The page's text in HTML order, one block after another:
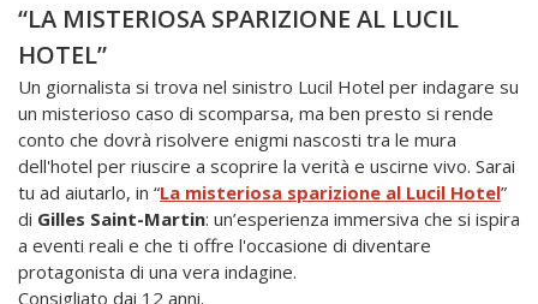
“LA MISTERIOSA SPARIZIONE AL LUCIL
HOTEL”
Un giornalista si trova nel sinistro Lucil Hotel per indagare su
un misterioso caso di scomparsa, ma ben presto si rende
conto che dovrà risolvere enigmi nascosti tra le mura
dell'hotel per riuscire a scoprire la verità e uscirne vivo. Sarai
tu ad aiutarlo, in “La misteriosa sparizione al Lucil Hotel”
di Gilles Saint-Martin: un’esperienza immersiva che si ispira
a eventi reali e che ti offre l'occasione di diventare
protagonista di una vera indagine.
Consigliato dai 12 anni.